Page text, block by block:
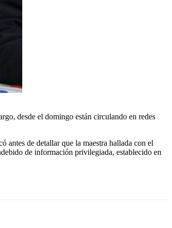
desde el domingo están circulando en redes
antes de detallar que la maestra hallada con el
de información privilegiada, establecido en